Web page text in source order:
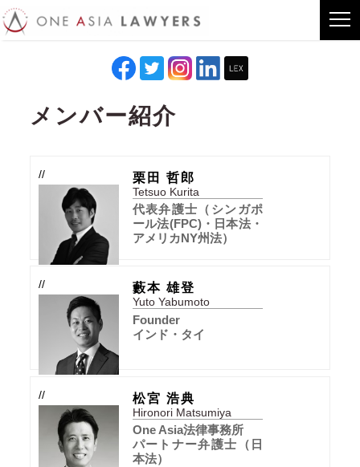
メンバー紹介
// 栗田 哲郎
Tetsuo Kurita
代表弁護士（シンガポ
ール法(FPC)・日本法・
アメリカNY州法）
// 藪本 雄登
Yuto Yabumoto
Founder
インド・タイ
// 松宮 浩典
Hironori Matsumiya
One Asia法律事務所
パートナー弁護士（日
本法）